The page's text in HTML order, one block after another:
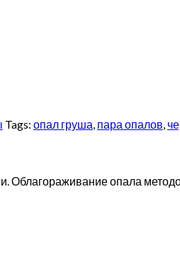
Tags: опал груша, пара опалов,
Облагораживание опала